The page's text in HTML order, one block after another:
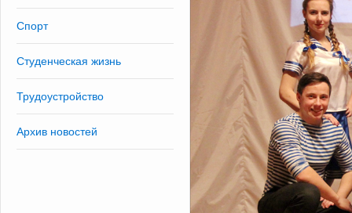
Спорт
Студенческая жизнь
Трудоустройство
Архив новостей